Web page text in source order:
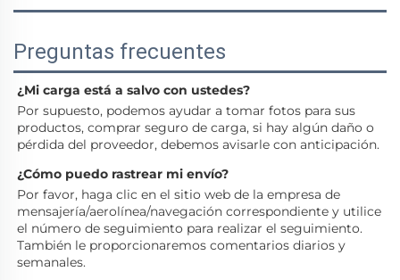
Preguntas frecuentes
¿Mi carga está a salvo con ustedes?
Por supuesto, podemos ayudar a tomar fotos para sus
productos, comprar seguro de carga, si hay algún daño o
pérdida del proveedor, debemos avisarle con anticipación.
¿Cómo puedo rastrear mi envío?
Por favor, haga clic en el sitio web de la empresa de
mensajería/aerolínea/navegación correspondiente y utilice
el número de seguimiento para realizar el seguimiento.
También le proporcionaremos comentarios diarios y
semanales.